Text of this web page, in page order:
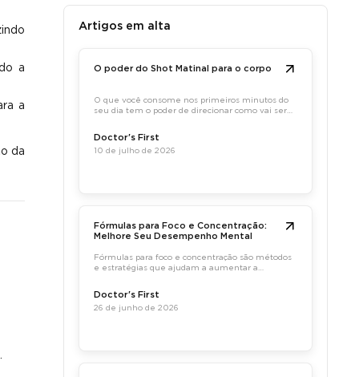
a
a
da
Artigos em alta
O poder do Shot Matinal para o corpo
O que você consome nos primeiros minutos do
seu dia tem o poder de direcionar como vai ser
matinal, uma dose concentrada de ativos
naturais tomada em jejum, tem
Doctor's First
10 de julho de 2026
Fórmulas para Foco e Concentração:
Melhore Seu Desempenho Mental
Fórmulas para foco e concentração são métodos
e estratégias que ajudam a aumentar a
tarefas diárias.
Doctor's First
26 de junho de 2026